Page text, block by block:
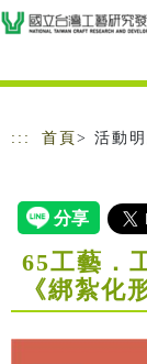
跳到主要內容
網站導覽
::: 首頁 > 活動明
65工藝．
《綁紮化